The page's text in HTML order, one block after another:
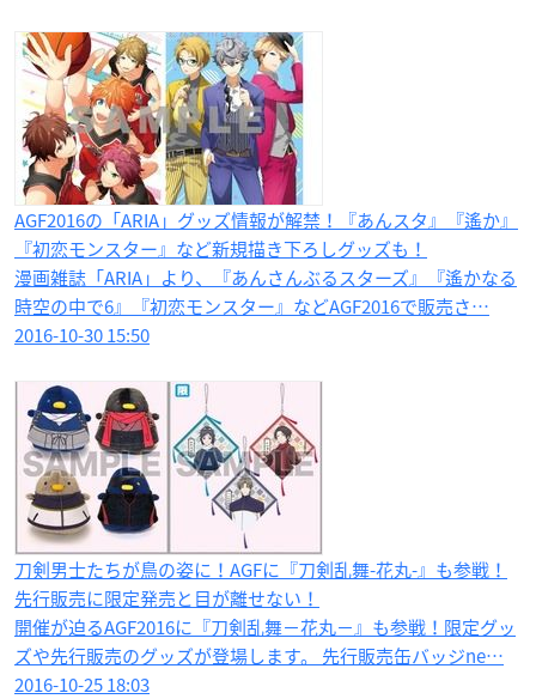
AGF2016の「ARIA」グッズ情報が解禁！『あんスタ』『遙か』
『初恋モンスター』など新規描き下ろしグッズも！
漫画雑誌「ARIA」より、『あんさんぶるスターズ』『遙かなる
時空の中で6』『初恋モンスター』などAGF2016で販売さ…
2016-10-30 15:50
刀剣男士たちが鳥の姿に！AGFに『刀剣乱舞-花丸-』も参戦！
先行販売に限定発売と目が離せない！
開催が迫るAGF2016に『刀剣乱舞−花丸−』も参戦！限定グッ
ズや先行販売のグッズが登場します。 先行販売缶バッジne…
2016-10-25 18:03